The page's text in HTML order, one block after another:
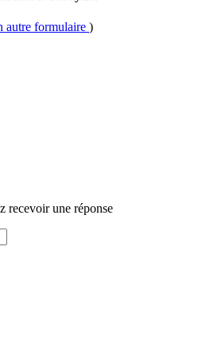
autre formulaire )
recevoir une réponse